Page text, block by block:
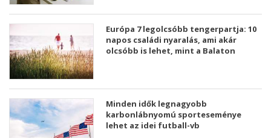
Európa 7 legolcsóbb tengerpartja: 10
napos családi nyaralás, ami akár
olcsóbb is lehet, mint a Balaton
Minden idők legnagyobb
karbonlábnyomú sporteseménye
lehet az idei futball-vb